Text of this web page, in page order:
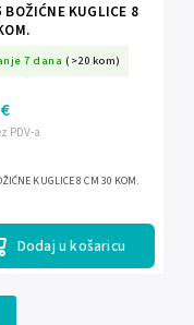
BOŽIĆNE KUGLICE 8
7 dana (>20 kom)
PDV-a
Dodaj u košaricu
KUGLICE 8 CM 30 KOM.